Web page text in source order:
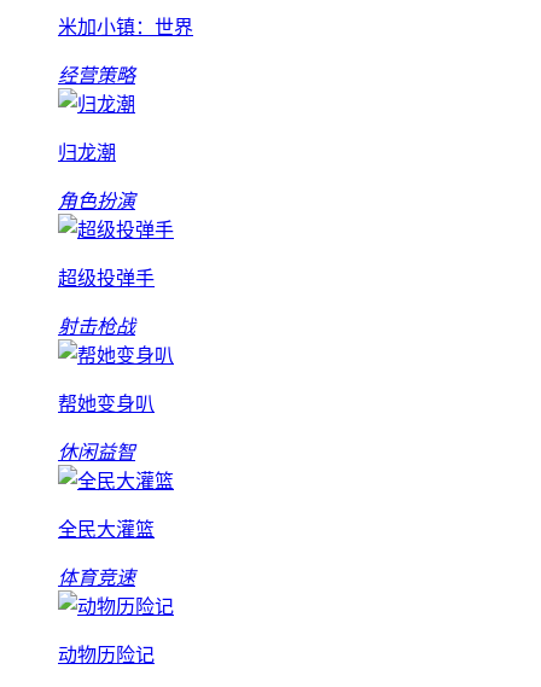
米加小镇：世界
经营策略
归龙潮
角色扮演
超级投弹手
射击枪战
帮她变身叭
休闲益智
全民大灌篮
体育竞速
动物历险记